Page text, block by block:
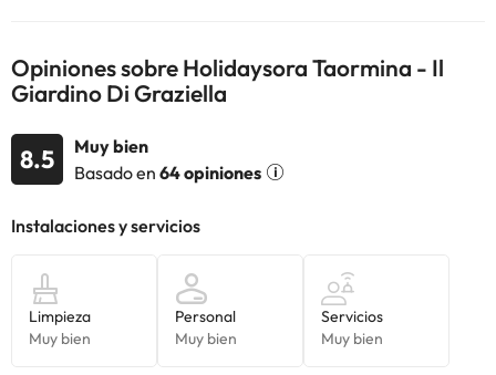
Opiniones sobre Holidaysora Taormina - Il
Giardino Di Graziella
8.5
Muy bien
Basado en 64 opiniones